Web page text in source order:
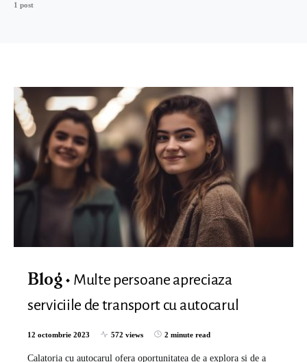
1 post
Blog
Multe persoane apreciaza
serviciile de transport cu autocarul
12 octombrie 2023 572 views 2 minute read
Calatoria cu autocarul ofera oportunitatea de a explora si de a